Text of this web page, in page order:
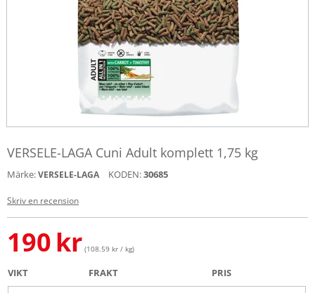
VERSELE-LAGA Cuni Adult komplett 1,75 kg
Märke:VERSELE-LAGA KODEN:30685
Skriv en recension
190kr (108.59 kr / kg)
VIKT FRAKT PRIS